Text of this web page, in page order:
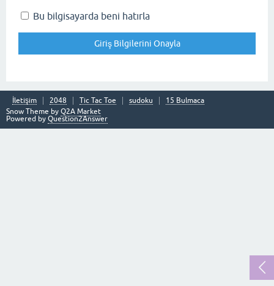
Bu bilgisayarda beni hatırla
İletişim 2048 Tic Tac Toe sudoku
15 Bulmaca
Snow Theme by Q2A Market
Powered by Question2Answer